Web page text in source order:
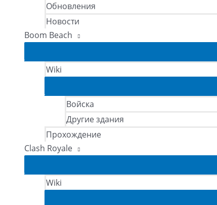
Обновления
Новости
Boom Beach
Wiki
Войска
Другие здания
Прохождение
Clash Royale
Wiki